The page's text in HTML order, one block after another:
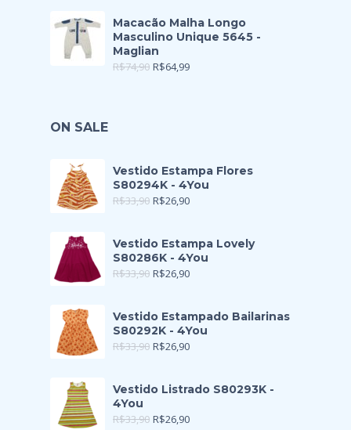
Macacão Malha Longo
Masculino Unique 5645 -
Maglian
R$74,90 R$64,99
ON SALE
Vestido Estampa Flores
S80294K - 4You
R$33,90 R$26,90
Vestido Estampa Lovely
S80286K - 4You
R$33,90 R$26,90
Vestido Estampado Bailarinas
S80292K - 4You
R$33,90 R$26,90
Vestido Listrado S80293K -
4You
R$33,90 R$26,90